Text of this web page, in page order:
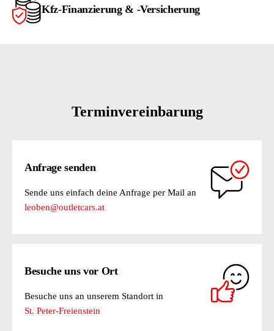
Kfz-Finanzierung & -Versicherung
Terminvereinbarung
Anfrage senden
Sende uns einfach deine Anfrage per Mail an
leoben@outletcars.at
Besuche uns vor Ort
Besuche uns an unserem Standort in
St. Peter-Freienstein